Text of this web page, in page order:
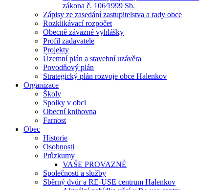
zákona č. 106⁄1999 Sb.
Zápisy ze zasedání zastupitelstva a rady obce
Rozklikávací rozpočet
Obecně závazné vyhlášky
Profil zadavatele
Projekty
Územní plán a stavební uzávěra
Povodňový plán
Strategický plán rozvoje obce Halenkov
Organizace
Školy
Spolky v obci
Obecní knihovna
Farnost
Obec
Historie
Osobnosti
Průzkumy
VAŠE PROVAZNÉ
Společnosti a služby
Sběrný dvůr a RE-USE centrum Halenkov